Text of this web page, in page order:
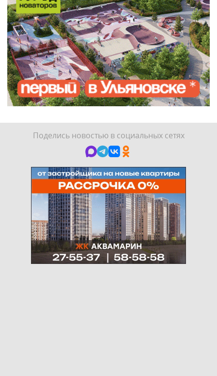
Поделись новостью в социальных сетях